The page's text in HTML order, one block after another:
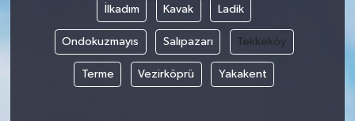
İlkadım Kavak Ladik
Ondokuzmayıs Salıpazarı Tekkeköy
Terme Vezirköprü Yakakent